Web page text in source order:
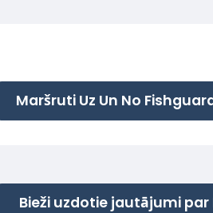
Maršruti Uz Un No
Bieži uzdotie jautājumi par